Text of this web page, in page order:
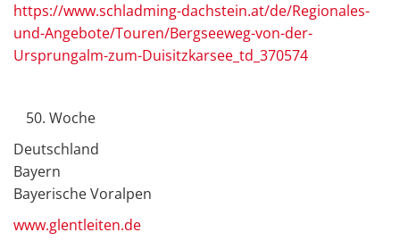
https://www.schladming-dachstein.at/de/Regionales-
und-Angebote/Touren/Bergseeweg-von-der-
Ursprungalm-zum-Duisitzkarsee_td_370574
Woche
Deutschland
Bayern
Bayerische Voralpen
www.glentleiten.de